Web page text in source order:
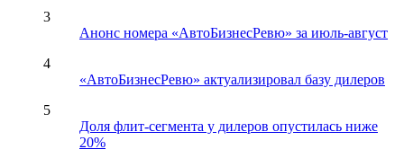
3
Анонс номера «АвтоБизнесРевю» за июль-август
4
«АвтоБизнесРевю» актуализировал базу дилеров
5
Доля флит-сегмента у дилеров опустилась ниже
20%